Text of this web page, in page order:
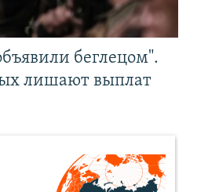
беглецом".
лишают выплат